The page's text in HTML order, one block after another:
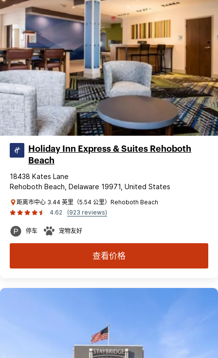
Holiday Inn Express & Suites Rehoboth
Beach
18438 Kates Lane
Rehoboth Beach, Delaware 19971, United States
距离市中心 3.44 英里（5.54 公里）Rehoboth Beach
4.62
(923 reviews)
停车 宠物友好
查看价格